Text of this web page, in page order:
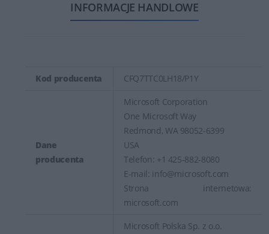
INFORMACJE HANDLOWE
Kod producenta CFQ7TTC0LH18/P1Y
Dane
producenta
Microsoft Corporation
One Microsoft Way
Redmond, WA 98052-6399
USA
Telefon: +1 425-882-8080
E-mail: info@microsoft.com
Strona internetowa:
microsoft.com
Microsoft Polska Sp. z o.o.